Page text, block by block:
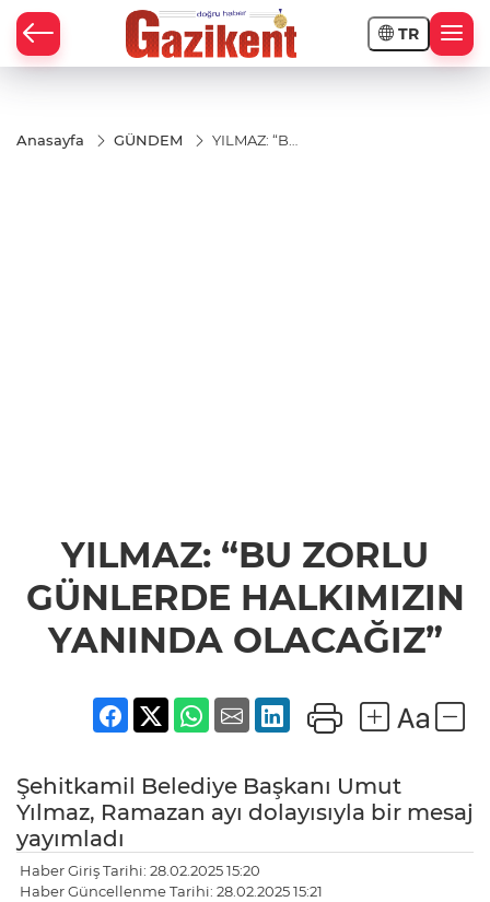
TR
Anasayfa GÜNDEM
YILMAZ: “BU
YILMAZ: “BU ZORLU
GÜNLERDE HALKIMIZIN
YANINDA OLACAĞIZ”
Şehitkamil Belediye Başkanı Umut
Yılmaz, Ramazan ayı dolayısıyla bir mesaj
yayımladı
Haber Giriş Tarihi: 28.02.2025 15:20
Haber Güncellenme Tarihi: 28.02.2025 15:21